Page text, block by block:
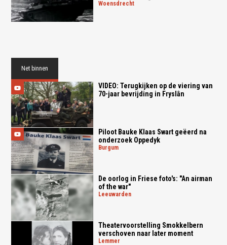
woensdrecht
Net binnen
VIDEO: Terugkijken op de viering van
70-jaar bevrijding in Fryslân
Piloot Bauke Klaas Swart geëerd na
onderzoek Oppedyk
burgum
De oorlog in Friese foto's: "An airman
of the war"
leeuwarden
Theatervoorstelling Smokkelbern
verschoven naar later moment
lemmer